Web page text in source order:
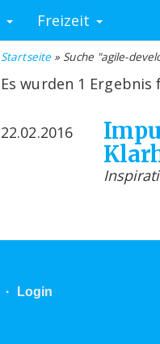
Freizeit
Startseite » Suche "agile-
Es wurden 1 Ergebnis
22.02.2016
· Login